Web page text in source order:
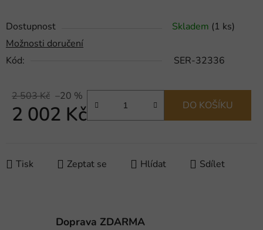
Dostupnost Skladem (1 ks)
Možnosti doručení
Kód:
SER-32336
2 503 Kč –20 %
2 002 Kč DO KOŠÍKU
Tisk Zeptat se Hlídat Sdílet
Doprava ZDARMA